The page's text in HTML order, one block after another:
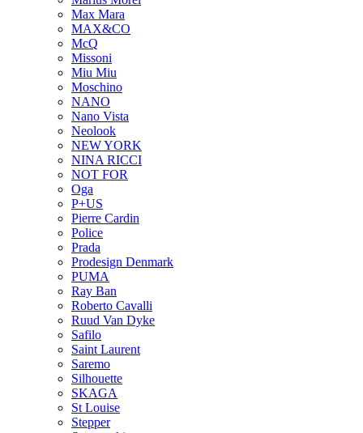
Max Mara
MAX&CO
McQ
Missoni
Miu Miu
Moschino
NANO
Nano Vista
Neolook
NEW YORK
NINA RICCI
NOT FOR
Oga
P+US
Pierre Cardin
Police
Prada
Prodesign Denmark
PUMA
Ray Ban
Roberto Cavalli
Ruud Van Dyke
Safilo
Saint Laurent
Saremo
Silhouette
SKAGA
St Louise
Stepper